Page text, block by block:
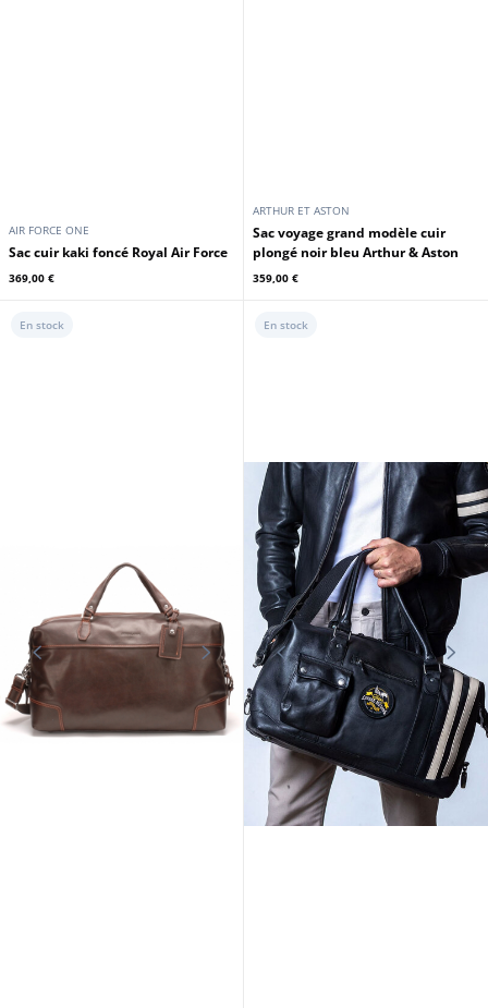
AIR FORCE ONE
Sac cuir kaki foncé Royal Air Force
369,00 €
ARTHUR ET ASTON
Sac voyage grand modèle cuir
plongé noir bleu Arthur & Aston
359,00 €
En stock En stock